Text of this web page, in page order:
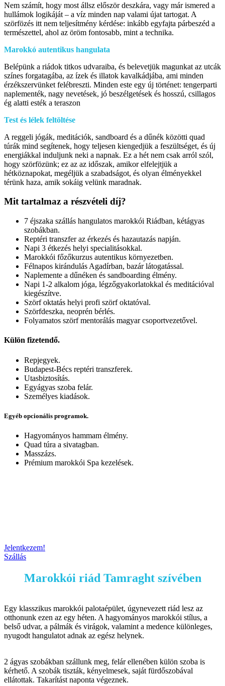
Nem számít, hogy most állsz először deszkára, vagy már ismered a
hullámok logikáját – a víz minden nap valami újat tartogat. A
szörfözés itt nem teljesítmény kérdése: inkább egyfajta párbeszéd a
természettel, ahol az öröm fontosabb, mint a technika.
Marokkó autentikus hangulata
Belépünk a riádok titkos udvaraiba, és belevetjük magunkat az utcák
színes forgatagába, az ízek és illatok kavalkádjába, ami minden
érzékszervünket felébreszti. Minden este egy új történet: tengerparti
naplementék, nagy nevetések, jó beszélgetések és hosszú, csillagos
ég alatti esték a teraszon
Test és lélek feltöltése
A reggeli jógák, meditációk, sandboard és a dűnék közötti quad
túrák mind segítenek, hogy teljesen kiengedjük a feszültséget, és új
energiákkal induljunk neki a napnak. Ez a hét nem csak arról szól,
hogy szörfözünk; ez az az időszak, amikor elfelejtjük a
hétköznapokat, megéljük a szabadságot, és olyan élményekkel
térünk haza, amik sokáig velünk maradnak.
Mit tartalmaz a részvételi díj?
7 éjszaka szállás hangulatos marokkói Riádban, kétágyas
szobákban.
Reptéri transzfer az érkezés és hazautazás napján.
Napi 3 étkezés helyi specialitásokkal.
Marokkói főzőkurzus autentikus környezetben.
Félnapos kirándulás Agadírban, bazár látogatással.
Naplemente a dűnéken és sandboarding élmény.
Napi 1-2 alkalom jóga, légzőgyakorlatokkal és meditációval
kiegészítve.
Szörf oktatás helyi profi szörf oktatóval.
Szörfdeszka, neoprén bérlés.
Folyamatos szörf mentorálás magyar csoportvezetővel.
Külön fizetendő.
Repjegyek.
Budapest-Bécs reptéri transzferek.
Utasbiztosítás.
Egyágyas szoba felár.
Személyes kiadások.
Egyéb opcionális programok.
Hagyományos hammam élmény.
Quad túra a sivatagban.
Masszázs.
Prémium marokkói Spa kezelések.
Jelentkezem!
Szállás
Marokkói riád Tamraght szívében
Egy klasszikus marokkói palotaépület, úgynevezett riád lesz az
otthonunk ezen az egy héten. A hagyományos marokkói stílus, a
belső udvar, a pálmák és virágok, valamint a medence különleges,
nyugodt hangulatot adnak az egész helynek.
2 ágyas szobákban szállunk meg, felár ellenében külön szoba is
kérhető. A szobák tiszták, kényelmesek, saját fürdőszobával
ellátottak. Takarítást naponta végeznek.